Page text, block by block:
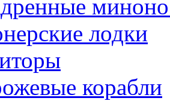
лодки
корабли